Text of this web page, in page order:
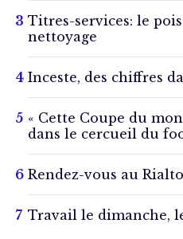
Titres-services: le
nettoyage
Inceste, des chiffres
« Cette Coupe du
dans le cercueil du
Rendez-vous au Rialto
Travail le dimanche,